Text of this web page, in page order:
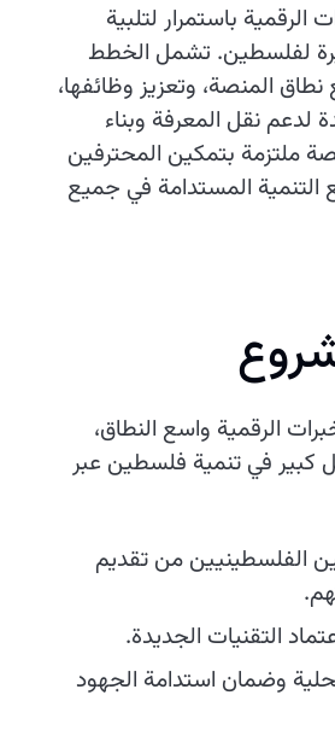
الرقمية باستمرار لتلبية
لفلسطين. تشمل الخطط
المنصة، وتعزيز وظائفها،
لدعم نقل المعرفة وبناء
ملتزمة بتمكين المحترفين
التنمية المستدامة في جميع
الرقمية واسع النطاق،
في تنمية فلسطين عبر
الفلسطينيين من تقديم
التقنيات الجديدة.
وضمان استدامة الجهود